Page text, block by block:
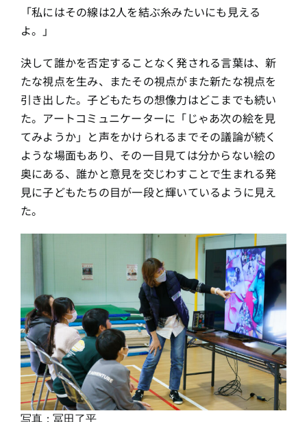
「私にはその線は2人を結ぶ糸みたいにも見える
よ。」
決して誰かを否定することなく発される言葉は、新
たな視点を生み、またその視点がまた新たな視点を
引き出した。子どもたちの想像力はどこまでも続い
た。アートコミュニケーターに「じゃあ次の絵を見
てみようか」と声をかけられるまでその議論が続く
ような場面もあり、その一目見ては分からない絵の
奥にある、誰かと意見を交じわすことで生まれる発
見に子どもたちの目が一段と輝いているように見え
た。
写真：冨田了平